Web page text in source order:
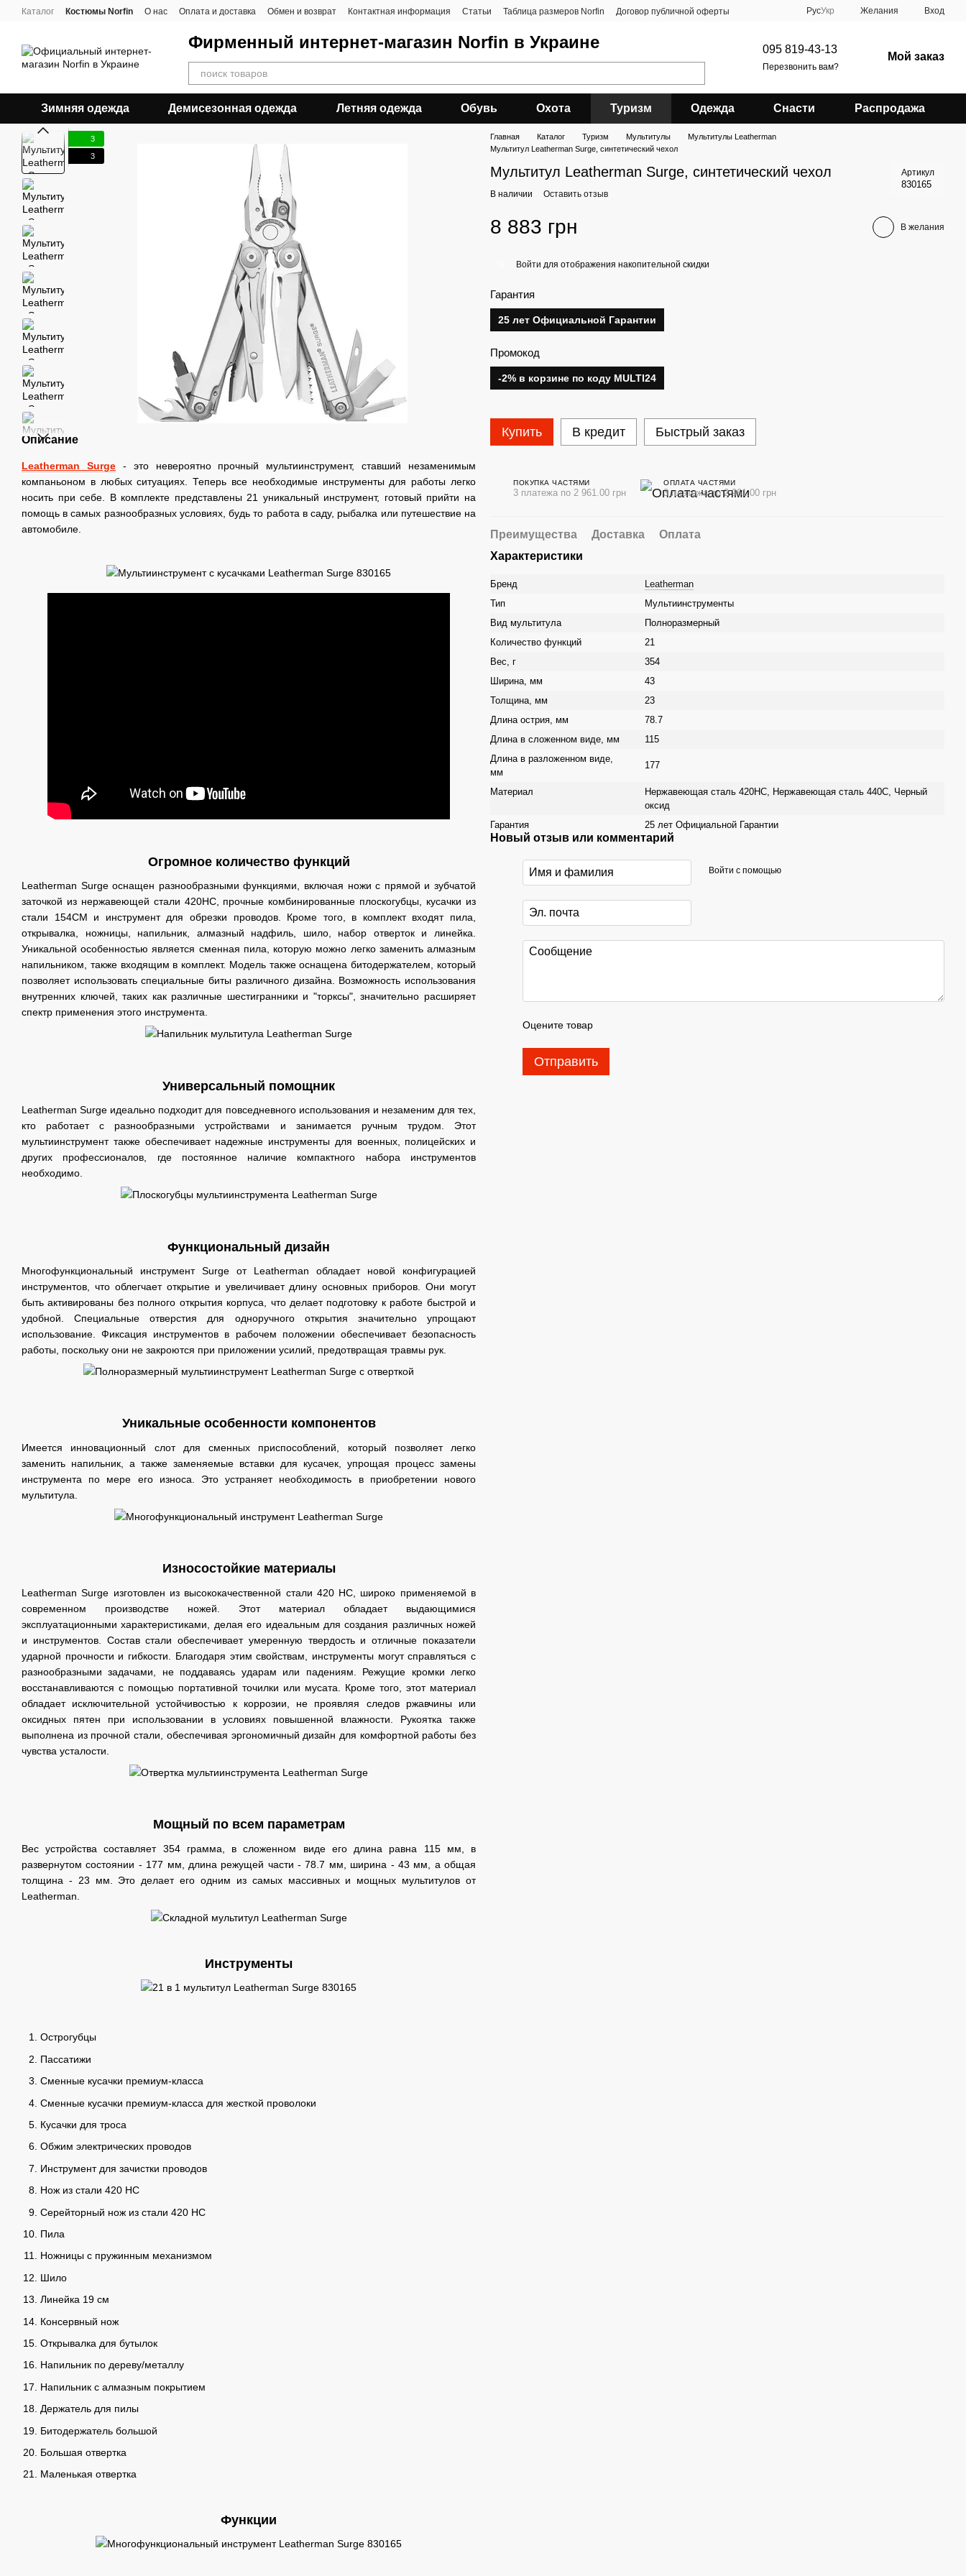
Перейти к основному контенту
Каталог Костюмы Norfin О нас Оплата и доставка Обмен и возврат Контактная информация Статьи Таблица размеров Norfin Договор публичной оферты РусУкр Желания Вход
Фирменный интернет-магазин Norfin в Украине 095 819-43-13
Перезвонить вам?
Мой заказ
Зимняя одежда Демисезонная одежда Летняя одежда Обувь Охота Туризм Одежда Снасти Распродажа
3
3
Описание
Leatherman Surge- это невероятно прочный мультиинструмент, ставший незаменимым
компаньоном в любых ситуациях. Теперь все необходимые инструменты для работы легко
носить при себе. В комплекте представлены 21 уникальный инструмент, готовый прийти на
помощь в самых разнообразных условиях, будь то работа в саду, рыбалка или путешествие на
автомобиле.
Огромное количество функций
Leatherman Surge оснащен разнообразными функциями, включая ножи с прямой и зубчатой
заточкой из нержавеющей стали 420HC, прочные комбинированные плоскогубцы, кусачки из
стали 154CM и инструмент для обрезки проводов. Кроме того, в комплект входят пила,
открывалка, ножницы, напильник, алмазный надфиль, шило, набор отверток и линейка.
Уникальной особенностью является сменная пила, которую можно легко заменить алмазным
напильником, также входящим в комплект. Модель также оснащена битодержателем, который
позволяет использовать специальные биты различного дизайна. Возможность использования
внутренних ключей, таких как различные шестигранники и "торксы", значительно расширяет
спектр применения этого инструмента.
Универсальный помощник
Leatherman Surge идеально подходит для повседневного использования и незаменим для тех,
кто работает с разнообразными устройствами и занимается ручным трудом. Этот
мультиинструмент также обеспечивает надежные инструменты для военных, полицейских и
других профессионалов, где постоянное наличие компактного набора инструментов
необходимо.
Функциональный дизайн
Многофункциональный инструмент Surge от Leatherman обладает новой конфигурацией
инструментов, что облегчает открытие и увеличивает длину основных приборов. Они могут
быть активированы без полного открытия корпуса, что делает подготовку к работе быстрой и
удобной. Специальные отверстия для одноручного открытия значительно упрощают
использование. Фиксация инструментов в рабочем положении обеспечивает безопасность
работы, поскольку они не закроются при приложении усилий, предотвращая травмы рук.
Уникальные особенности компонентов
Имеется инновационный слот для сменных приспособлений, который позволяет легко
заменить напильник, а также заменяемые вставки для кусачек, упрощая процесс замены
инструмента по мере его износа. Это устраняет необходимость в приобретении нового
мультитула.
Износостойкие материалы
Leatherman Surge изготовлен из высококачественной стали 420 НС, широко применяемой в
современном производстве ножей. Этот материал обладает выдающимися
эксплуатационными характеристиками, делая его идеальным для создания различных ножей
и инструментов. Состав стали обеспечивает умеренную твердость и отличные показатели
ударной прочности и гибкости. Благодаря этим свойствам, инструменты могут справляться с
разнообразными задачами, не поддаваясь ударам или падениям. Режущие кромки легко
восстанавливаются с помощью портативной точилки или мусата. Кроме того, этот материал
обладает исключительной устойчивостью к коррозии, не проявляя следов ржавчины или
оксидных пятен при использовании в условиях повышенной влажности. Рукоятка также
выполнена из прочной стали, обеспечивая эргономичный дизайн для комфортной работы без
чувства усталости.
Мощный по всем параметрам
Вес устройства составляет 354 грамма, в сложенном виде его длина равна 115 мм, в
развернутом состоянии - 177 мм, длина режущей части - 78.7 мм, ширина - 43 мм, а общая
толщина - 23 мм. Это делает его одним из самых массивных и мощных мультитулов от
Leatherman.
Инструменты
Острогубцы
Пассатижи
Сменные кусачки премиум-класса
Сменные кусачки премиум-класса для жесткой проволоки
Кусачки для троса
Обжим электрических проводов
Инструмент для зачистки проводов
Нож из стали 420 HC
Серейторный нож из стали 420 HC
Пила
Ножницы с пружинным механизмом
Шило
Линейка 19 см
Консервный нож
Открывалка для бутылок
Напильник по дереву/металлу
Напильник с алмазным покрытием
Держатель для пилы
Битодержатель большой
Большая отвертка
Маленькая отвертка
Функции
Главная Каталог Туризм Мультитулы
Мультитулы Leatherman
Мультитул Leatherman Surge, синтетический чехол
Мультитул Leatherman Surge, синтетический чехол Артикул
830165
В наличии Оставить отзыв
8 883 грн В желания
Войти для отображения накопительной скидки
Гарантия
25 лет Официальной Гарантии
Промокод
-2% в корзине по коду MULTI24
Купить В кредит Быстрый заказ
ПОКУПКА ЧАСТЯМИ
3 платежа по 2 961.00 грн
ОПЛАТА ЧАСТЯМИ
3 платежа по 2 961.00 грн
Преимущества Доставка
Оплата
Характеристики
Бренд
Leatherman
Тип
Мультиинструменты
Вид мультитула
Полноразмерный
Количество функций
21
Вес, г
354
Ширина, мм
43
Толщина, мм
23
Длина острия, мм
78.7
Длина в сложенном виде, мм
115
Длина в разложенном виде,
мм
177
Материал
Нержавеющая сталь 420HC, Нержавеющая сталь 440C, Черный
оксид
Гарантия
25 лет Официальной Гарантии
Новый отзыв или комментарий
Войти с помощью
Оцените товар
Отправить